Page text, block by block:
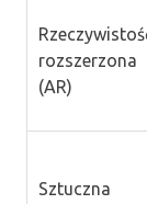
rozszerzona
(AR)
Sztuczna